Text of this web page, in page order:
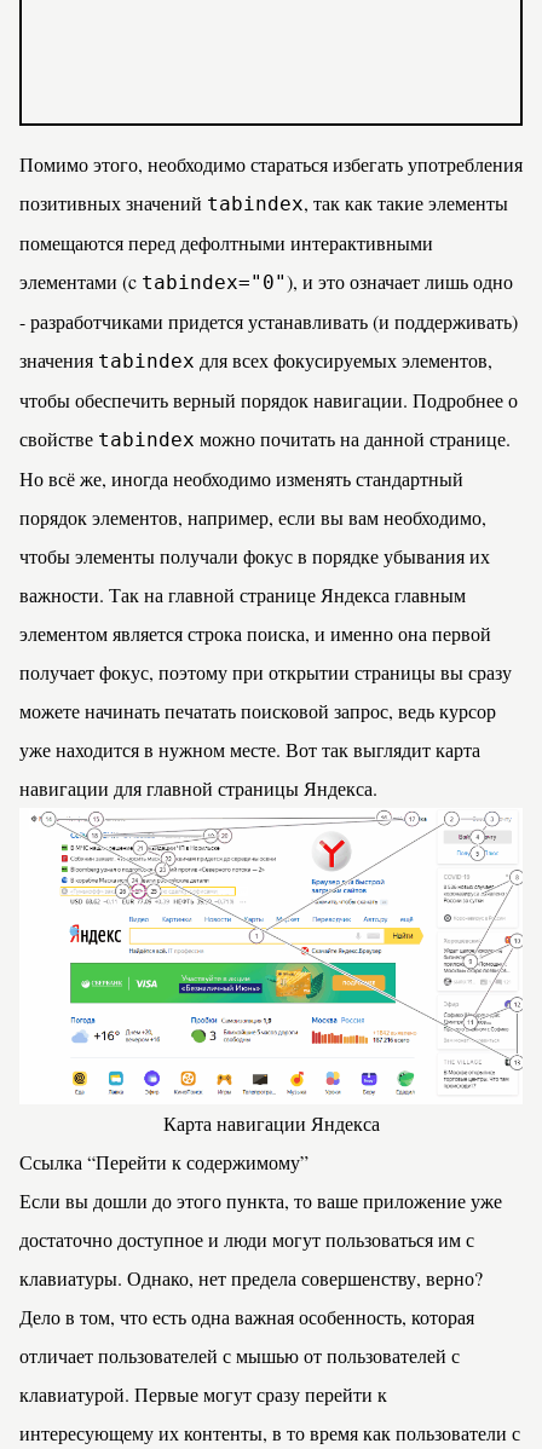
Помимо этого, необходимо стараться избегать употребления
позитивных значений tabindex, так как такие элементы
помещаются перед дефолтными интерактивными
элементами (c tabindex="0"), и это означает лишь одно
- разработчиками придется устанавливать (и поддерживать)
значения tabindex для всех фокусируемых элементов,
чтобы обеспечить верный порядок навигации. Подробнее о
свойстве tabindex можно почитать наданной странице.
Но всё же, иногда необходимо изменять стандартный
порядок элементов, например, если вы вам необходимо,
чтобы элементы получали фокус в порядке убывания их
важности. Так на главной странице Яндекса главным
элементом является строка поиска, и именно она первой
получает фокус, поэтому при открытии страницы вы сразу
можете начинать печатать поисковой запрос, ведь курсор
уже находится в нужном месте. Вот так выглядит карта
навигации для главной страницы Яндекса.
Карта навигации Яндекса
Ссылка “Перейти к содержимому”
Если вы дошли до этого пункта, то ваше приложение уже
достаточно доступное и люди могут пользоваться им с
клавиатуры. Однако, нет предела совершенству, верно?
Дело в том, что есть одна важная особенность, которая
отличает пользователей с мышью от пользователей с
клавиатурой. Первые могут сразу перейти к
интересующему их контенты, в то время как пользователи с